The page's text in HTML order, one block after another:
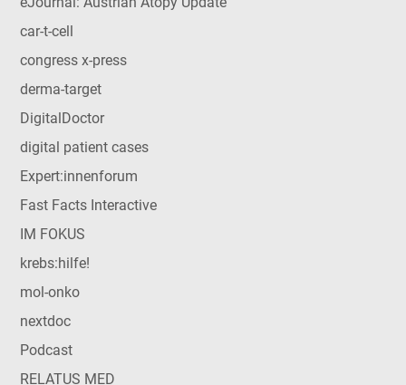
car-t-cell
congress x-press
derma-target
DigitalDoctor
digital patient cases
Expert:innenforum
Fast Facts Interactive
IM FOKUS
krebs:hilfe!
mol-onko
nextdoc
Podcast
RELATUS MED